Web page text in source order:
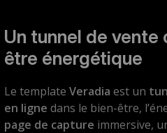
Un tunnel de
être énergétique
Le template Veradia est un
en ligne dans le bien-être,
page de capture immersive,